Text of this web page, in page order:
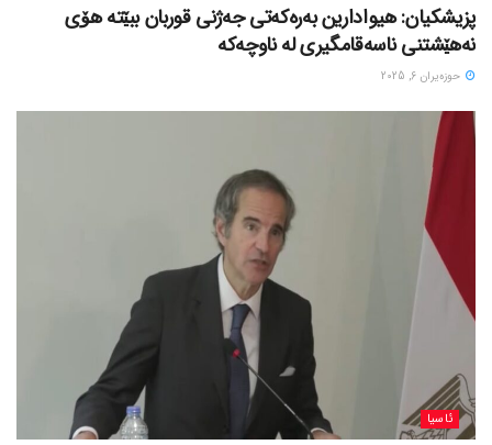
پزیشکیان: هیوادارین بەرەکەتی جەژنی قوربان ببێتە هۆی
نەهێشتنی ناسەقامگیری لە ناوچەکە
حوزه‌یران 6, 2025
ئاسیا